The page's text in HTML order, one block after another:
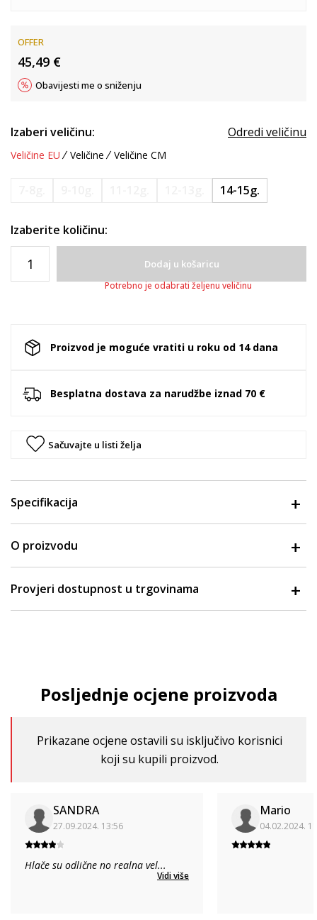
OFFER
45,49 €
Obavijesti me o sniženju
Izaberi veličinu: Odredi veličinu
Veličine EU Veličine Veličine CM
14-15g.
Izaberite količinu:
Dodaj u košaricu
Potrebno je odabrati željenu veličinu
Proizvod je moguće vratiti u roku od 14 dana
Besplatna dostava za narudžbe iznad 70 €
Sačuvajte u listi želja
Specifikacija
O proizvodu
Provjeri dostupnost u trgovinama
Posljednje ocjene proizvoda
Prikazane ocjene ostavili su isključivo korisnici
koji su kupili proizvod.
SANDRA
27.09.2024. 13:56
Hlače su odlične no realna vel...
Vidi više
Mario
04.02.2024.